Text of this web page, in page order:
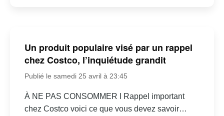
Un produit populaire visé par un rappel
chez Costco, l’inquiétude grandit
Publié le samedi 25 avril à 23:45
À NE PAS CONSOMMER I Rappel important
chez Costco voici ce que vous devez savoir…